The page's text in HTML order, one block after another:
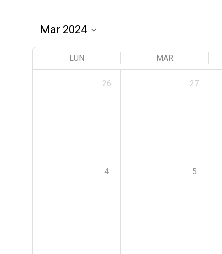
LUN MAR
26 27
4 5